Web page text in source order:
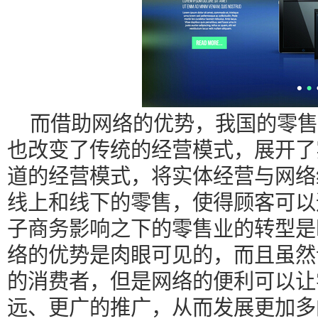
而借助网络的优势，我国的零
也改变了传统的经营模式，展开
道的经营模式，将实体经营与网
线上和线下的零售，使得顾客可
子商务影响之下的零售业的转型
络的优势是肉眼可见的，而且虽
的消费者，但是网络的便利可以
远、更广的推广，从而发展更加